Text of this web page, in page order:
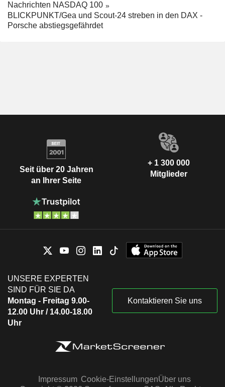
Nachrichten NASDAQ 100
BLICKPUNKT/Gea und Scout-24 streben in den DAX -
Porsche abstiegsgefährdet
Seit über 20 Jahren
an Ihrer Seite
+ 1 300 000
Mitglieder
UNSERE EXPERTEN
SIND FÜR SIE DA
Montag - Freitag 9.00-
12.00 Uhr / 14.00-18.00
Uhr
Kontaktieren Sie uns
Impressum Cookie-EinstellungenÜber uns